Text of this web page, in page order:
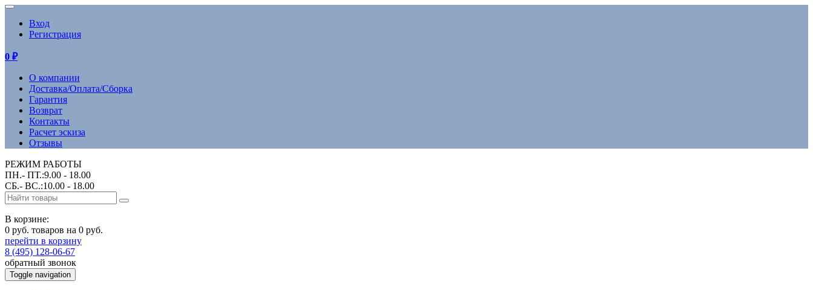
Вход
Регистрация
0 ₽
О компании
Доставка/Оплата/Сборка
Гарантия
Возврат
Контакты
Расчет эскиза
Отзывы
РЕЖИМ РАБОТЫ
ПН.- ПТ.:9.00 - 18.00
СБ.- ВС.:10.00 - 18.00
В корзине:
0 руб. товаров на 0 руб.
перейти в корзину
8 (495) 128-06-67
обратный звонок
Toggle navigation